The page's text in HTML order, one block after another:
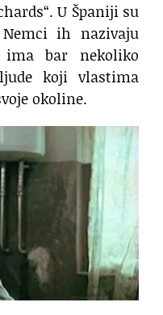
U Španiji su
ih nazivaju
ima bar nekoliko
koji vlastima
okoline.